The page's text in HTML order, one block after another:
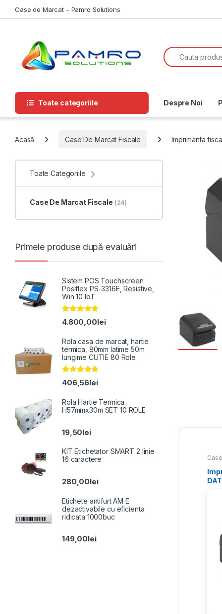
Case de Marcat – Pamro Solutions
Search for:
Toate categoriile Despre Noi
Acasă Case De Marcat Fiscale Imprimanta
Toate Categoriile
Case De Marcat Fiscale (24)
Primele produse după evaluări
Sistem POS Touchscreen
Posiflex PS-3316E, Resistive,
Win 10 IoT
Evaluat la
5.00din 5
4.800,00lei
Rola casa de marcat, hartie
termica, 80mm latime 50m
lungime CUTIE 80 Role
Evaluat la
5.00din 5
406,56lei
Rola Hartie Termica
H57mmx30m SET 10 ROLE
19,50lei
KIT Etichetator SMART 2 linie
16 caractere
280,00lei
Etichete antifurt AM E
dezactivabile cu eficienta
ridicata 1000buc
149,00lei